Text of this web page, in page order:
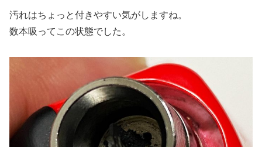
汚れはちょっと付きやすい気がしますね。
数本吸ってこの状態でした。